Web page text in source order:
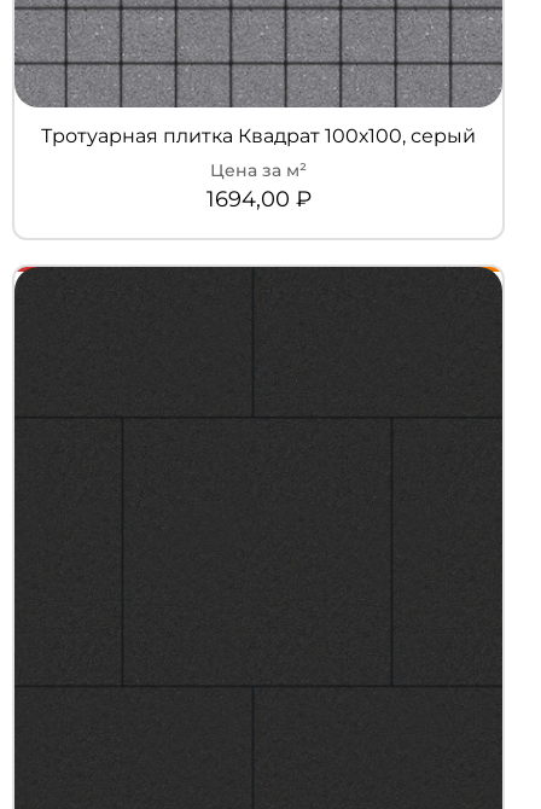
Тротуарная плитка Квадрат 100х100, серый
1694,00 ₽